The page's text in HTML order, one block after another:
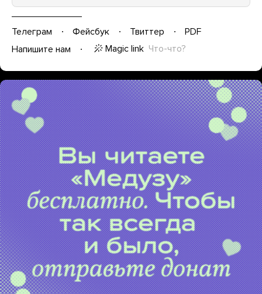
Телеграм Фейсбук Твиттер
PDF
Напишите нам
Magic link Что-что?